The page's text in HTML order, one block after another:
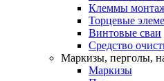
Клеммы
Торцевые
Винтовые сваи
Средство
Маркизы, перголы,
Маркизы